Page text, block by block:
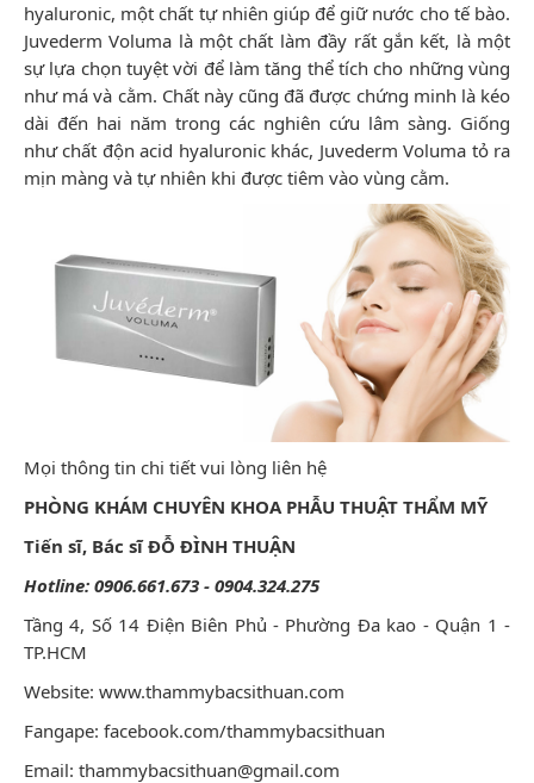
hyaluronic, một chất tự nhiên giúp để giữ nước cho tế bào.
Juvederm Voluma là một chất làm đầy rất gắn kết, là một
sự lựa chọn tuyệt vời để làm tăng thể tích cho những vùng
như má và cằm. Chất này cũng đã được chứng minh là kéo
dài đến hai năm trong các nghiên cứu lâm sàng. Giống
như chất độn acid hyaluronic khác, Juvederm Voluma tỏ ra
mịn màng và tự nhiên khi được tiêm vào vùng cằm.
Mọi thông tin chi tiết vui lòng liên hệ
PHÒNG KHÁM CHUYÊN KHOA PHẪU THUẬT THẨM MỸ
Tiến sĩ, Bác sĩ ĐỖ ĐÌNH THUẬN
Hotline: 0906.661.673 - 0904.324.275
Tầng 4, Số 14 Điện Biên Phủ - Phường Đa kao - Quận 1 -
TP.HCM
Website: www.thammybacsithuan.com
Fangape: facebook.com/thammybacsithuan
Email: thammybacsithuan@gmail.com